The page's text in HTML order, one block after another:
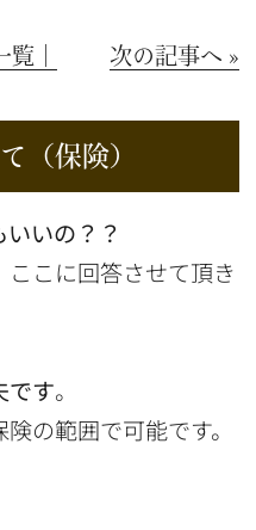
覧│ 次の記事へ »
（保険）
いの？？
こに回答させて頂き
です。
の範囲で可能です。